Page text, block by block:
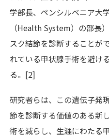
学部長、ペンシルベニア大
（Health System）の部長
スク結節を診断することが
れている甲状腺手術を避け
る。[2]
研究者らは、この遺伝子発
節を診断する価値のある新
術を減らし、生涯にわたる